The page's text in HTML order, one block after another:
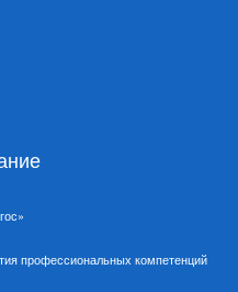
профессиональных компетенций